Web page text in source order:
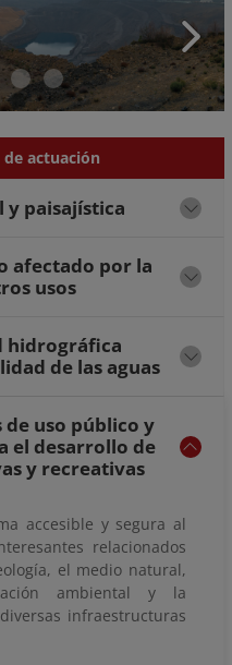
de actuación
paisajística
afectado por la
usos
hidrográfica
de las aguas
uso público y
el desarrollo de
y recreativas
accesible y segura al
relacionados
el medio natural,
ambiental y la
infraestructuras